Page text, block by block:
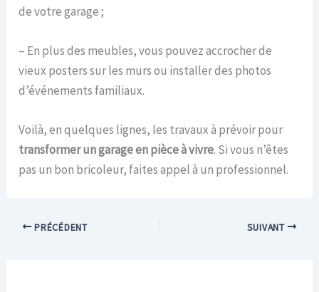
de votre garage ;
– En plus des meubles, vous pouvez accrocher de
vieux posters sur les murs ou installer des photos
d’événements familiaux.
Voilà, en quelques lignes, les travaux à prévoir pour
transformer un garage en pièce à vivre. Si vous n’êtes
pas un bon bricoleur, faites appel à un professionnel.
PRÉCÉDENT SUIVANT